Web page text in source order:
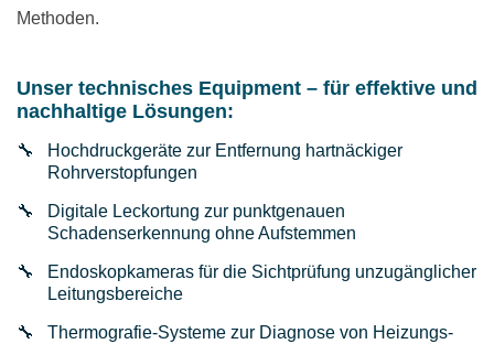
Methoden.
Unser technisches Equipment – für effektive und
nachhaltige Lösungen:
Hochdruckgeräte zur Entfernung hartnäckiger
Rohrverstopfungen
Digitale Leckortung zur punktgenauen
Schadenserkennung ohne Aufstemmen
Endoskopkameras für die Sichtprüfung unzugänglicher
Leitungsbereiche
Thermografie-Systeme zur Diagnose von Heizungs-